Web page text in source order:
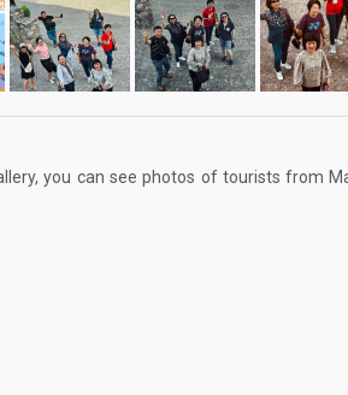
you can see photos of tourists from